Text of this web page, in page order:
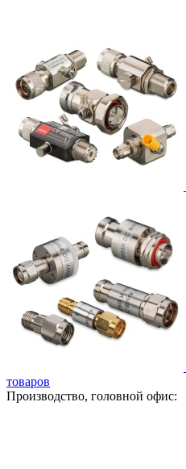
товаров
Производство, головной офис: